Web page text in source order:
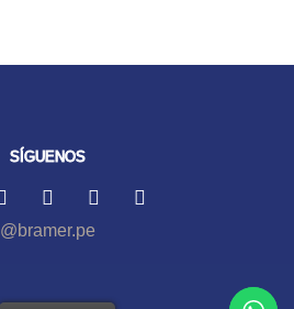
SÍGUENOS
@bramer.pe